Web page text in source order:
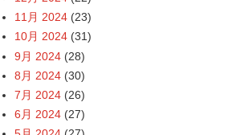
11月 2024 (23)
10月 2024 (31)
9月 2024 (28)
8月 2024 (30)
7月 2024 (26)
6月 2024 (27)